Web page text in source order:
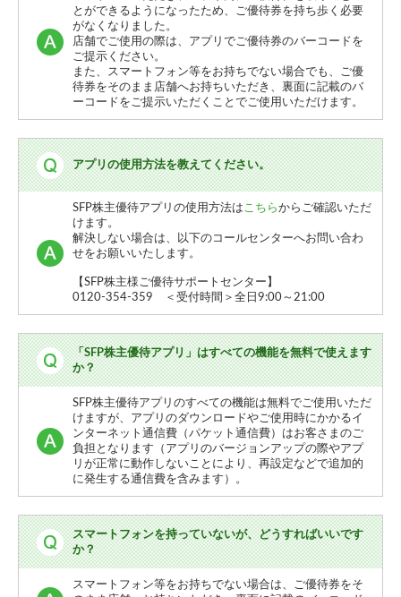
とができるようになったため、ご優待券を持ち歩く必要
がなくなりました。
店舗でご使用の際は、アプリでご優待券のバーコードを
ご提示ください。
また、スマートフォン等をお持ちでない場合でも、ご優
待券をそのまま店舗へお持ちいただき、裏面に記載のバ
ーコードをご提示いただくことでご使用いただけます。
アプリの使用方法を教えてください。
SFP株主優待アプリの使用方法は こちらからご確認いただ
けます。
解決しない場合は、以下のコールセンターへお問い合わ
せをお願いいたします。
【SFP株主様ご優待サポートセンター】
0120-354-359 ＜受付時間＞全日9:00～21:00
「SFP株主優待アプリ」はすべての機能を無料で使えます
か？
SFP株主優待アプリのすべての機能は無料でご使用いただ
けますが、アプリのダウンロードやご使用時にかかるイ
ンターネット通信費（パケット通信費）はお客さまのご
負担となります（アプリのバージョンアップの際やアプ
リが正常に動作しないことにより、再設定などで追加的
に発生する通信費を含みます）。
スマートフォンを持っていないが、どうすればいいです
か？
スマートフォン等をお持ちでない場合は、ご優待券をそ